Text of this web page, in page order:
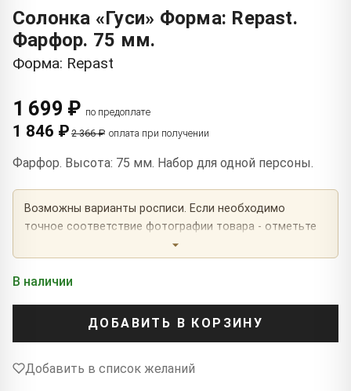
Солонка «Гуси» Форма: Repast.
Фарфор. 75 мм.
Форма: Repast
1 699 ₽ по предоплате
1 846 ₽ 2 366 ₽ оплата при получении
Фарфор. Высота: 75 мм. Набор для одной персоны.
Возможны варианты росписи. Если необходимо
точное соответствие фотографии товара - отметьте
это в комментарии к заказу.
В наличии
ДОБАВИТЬ В КОРЗИНУ
Добавить в список желаний